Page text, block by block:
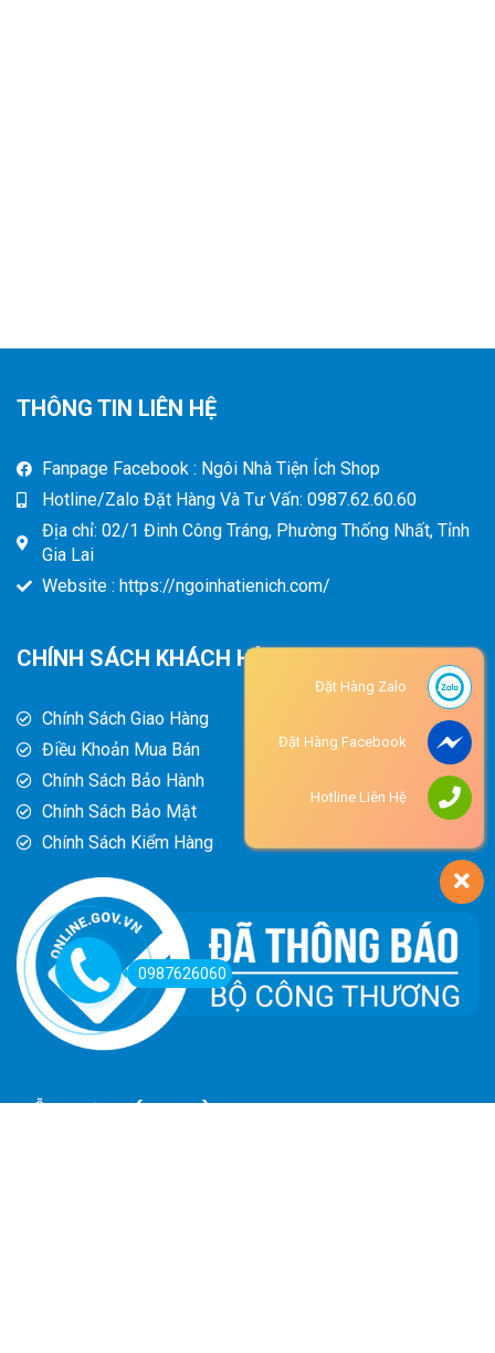
THÔNG TIN LIÊN HỆ
Fanpage Facebook : Ngôi Nhà Tiện Ích Shop
Hotline/Zalo Đặt Hàng Và Tư Vấn: 0987.62.60.60
Địa chỉ: 02/1 Đinh Công Tráng, Phường Thống Nhất, Tỉnh
Gia Lai
Website : https://ngoinhatienich.com/
CHÍNH SÁCH KHÁCH HÀNG
Chính Sách Giao Hàng
Điều Khoản Mua Bán
Chính Sách Bảo Hành
Chính Sách Bảo Mật
Chính Sách Kiểm Hàng
HỖ TRỢ KHÁCH HÀNG
0987626060
Đặt Hàng Zalo
Đặt Hàng Facebook
Hotline Liên Hệ